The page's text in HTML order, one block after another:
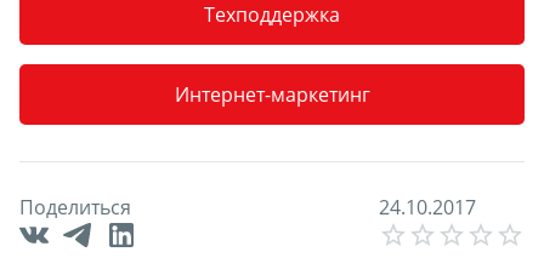
Техподдержка
Интернет-маркетинг
Поделиться 24.10.2017